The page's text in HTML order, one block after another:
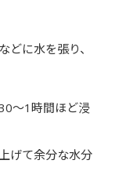
に水を張り、
～1時間ほど浸
げて余分な水分